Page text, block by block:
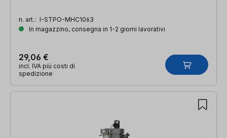
n. art.: I-STPO-MHC1063
In magazzino, consegna in 1-2 giorni lavorativi
29,06 €
incl. IVA più costi di
spedizione